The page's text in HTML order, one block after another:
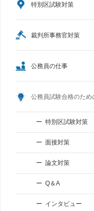
特別区試験対策
裁判所事務官対策
公務員の仕事
公務員試験合格のため
特別区試験対策
面接対策
論文対策
Q＆A
インタビュー